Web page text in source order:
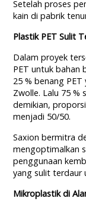
Setelah proses
kain di pabrik
Plastik PET Sulit
Dalam proyek
PET untuk bahan
25 % benang
Zwolle. Lalu 75 %
demikian,
menjadi 50/50.
Saxion bermitra
mengoptimalkan
penggunaan
yang sulit terdaur
Mikroplastik di